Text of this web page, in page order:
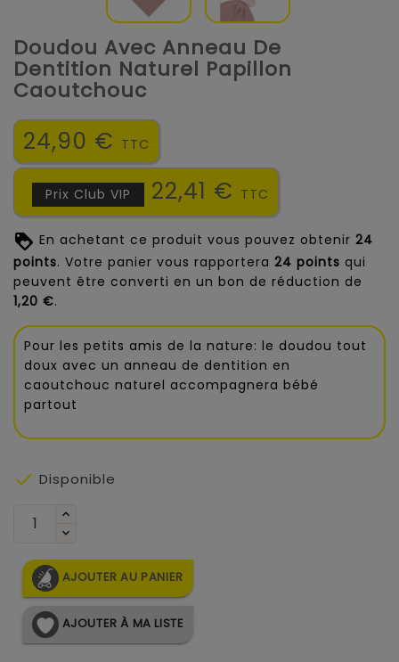
Doudou Avec Anneau De
Dentition Naturel Papillon
Caoutchouc
24,90 € TTC
Prix Club VIP 22,41 € TTC
En achetant ce produit vous pouvez obtenir 24
points. Votre panier vous rapportera 24 points qui
peuvent être converti en un bon de réduction de
1,20 €.
Pour les petits amis de la nature: le doudou tout
doux avec un anneau de dentition en
caoutchouc naturel accompagnera bébé
partout
 Disponible
AJOUTER AU PANIER
AJOUTER À MA LISTE